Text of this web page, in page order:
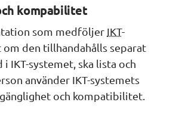
kompabilitet
som medföljer IKT-
den tillhandahålls separat
IKT-systemet, ska lista och
använder IKT-systemets
och kompatibilitet.